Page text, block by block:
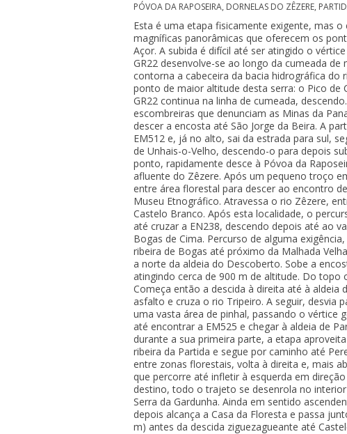
PÓVOA DA RAPOSEIRA, DORNELAS DO ZÊZERE,
Esta é uma etapa fisicamente exigente, mas
magníficas panorâmicas que oferecem os
Açor. A subida é difícil até ser atingido o
GR22 desenvolve-se ao longo da cumeada
contorna a cabeceira da bacia hidrográfica do
ponto de maior altitude desta serra: o Pico de
GR22 continua na linha de cumeada,
escombreiras que denunciam as Minas da
descer a encosta até São Jorge da Beira. A
EM512 e, já no alto, sai da estrada para sul,
de Unhais-o-Velho, descendo-o para depois
ponto, rapidamente desce à Póvoa da
afluente do Zêzere. Após um pequeno troço
entre área florestal para descer ao encontro
Museu Etnográfico. Atravessa o rio Zêzere,
Castelo Branco. Após esta localidade, o
até cruzar a EN238, descendo depois até ao
Bogas de Cima. Percurso de alguma
ribeira de Bogas até próximo da Malhada
a norte da aldeia do Descoberto. Sobe a
atingindo cerca de 900 m de altitude. Do topo
Começa então a descida à direita até à aldeia
asfalto e cruza o rio Tripeiro. A seguir, desvia
uma vasta área de pinhal, passando o vértice
até encontrar a EM525 e chegar à aldeia de
durante a sua primeira parte, a etapa
ribeira da Partida e segue por caminho até
entre zonas florestais, volta à direita e, mais
que percorre até infletir à esquerda em
destino, todo o trajeto se desenrola no
Serra da Gardunha. Ainda em sentido
depois alcança a Casa da Floresta e passa
m) antes da descida ziguezagueante até